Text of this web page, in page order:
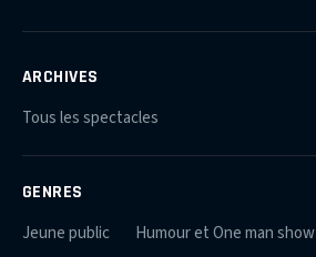
ARCHIVES
Tous les spectacles
GENRES
Jeune public
Humour et One man show